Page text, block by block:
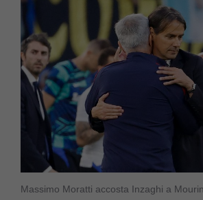
Massimo Moratti accosta Inzaghi a